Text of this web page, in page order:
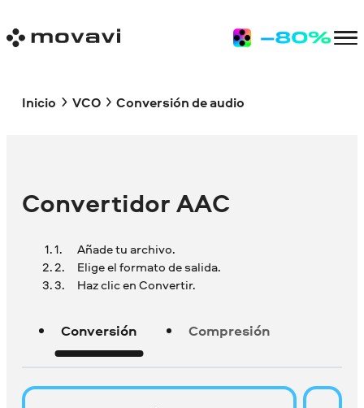
Inicio VCO Conversión de audio
Convertidor AAC
Añade tu archivo.
Elige el formato de salida.
Haz clic en Convertir.
Conversión Compresión